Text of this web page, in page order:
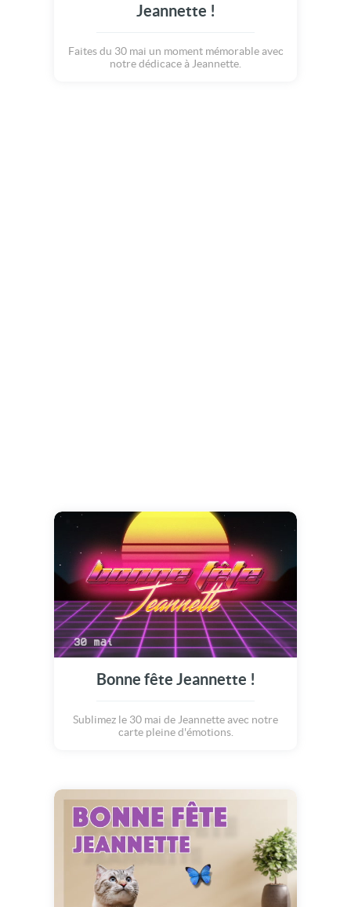
Jeannette !
Faites du 30 mai un moment mémorable avec
notre dédicace à Jeannette.
Bonne fête Jeannette !
Sublimez le 30 mai de Jeannette avec notre
carte pleine d'émotions.